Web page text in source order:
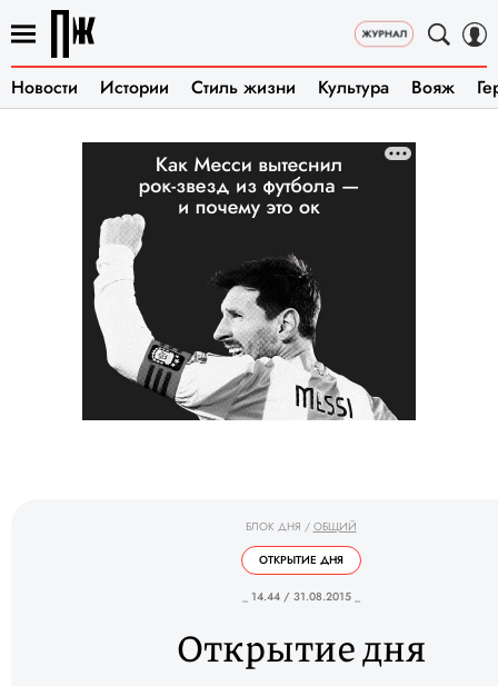
Новости Истории Стиль жизни Культура Вояж
БЛОК ДНЯ / ОБЩИЙ
ОТКРЫТИЕ ДНЯ
_ 14.44 / 31.08.2015 _
Открытие дня